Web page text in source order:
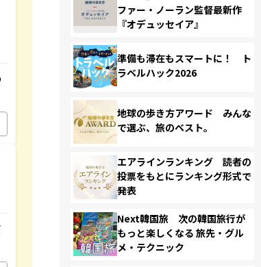
ファー・ノーラン監督最新作
『オデュッセイア』
準備も滞在もスマートに！ ト
ラベルハック2026
地球の歩き方アワード みんな
で選ぶ、旅のベスト。
エアラインランキング 読者の
投票をもとにランキング形式で
発表
Next韓国旅 次の韓国旅行が
もっと楽しくなる 旅先・グル
メ・テクニック